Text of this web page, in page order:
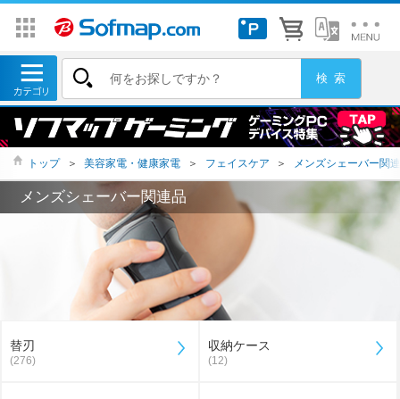
トップ ＞ 美容家電・健康家電 ＞ フェイスケア ＞ メンズシェーバー関
メンズシェーバー関連品
替刃
(276)
収納ケース
(12)